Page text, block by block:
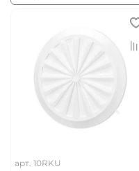
арт. 10RKU